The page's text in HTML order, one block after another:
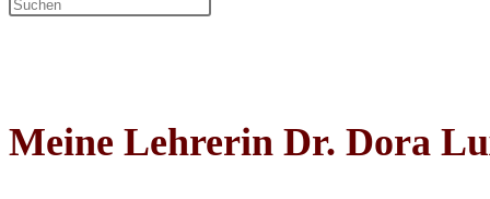
Meine Lehrerin Dr. Dora